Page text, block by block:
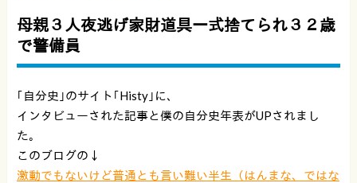
母親３人夜逃げ家財道具一式捨てられ３２歳
で警備員
｢自分史｣のサイト｢Histy｣に、
インタビューされた記事と僕の自分史年表がUPされまし
た。
このブログの↓
激動でもないけど普通とも言い難い半生（はんまな、ではな